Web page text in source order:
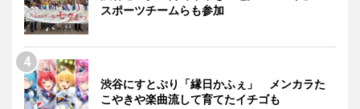
スポーツチームらも参加
渋谷にすとぷり「縁日かふぇ」 メンカラた
こやきや楽曲流して育てたイチゴも